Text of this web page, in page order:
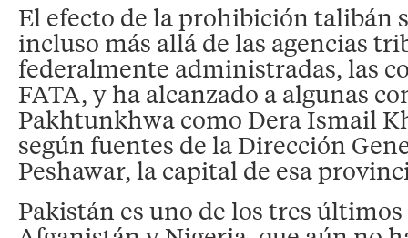
El efecto de la prohibición talibán
incluso más allá de las agencias
federalmente administradas, las
FATA, y ha alcanzado a algunas
Pakhtunkhwa como Dera Ismail
según fuentes de la Dirección
Peshawar, la capital de esa
Pakistán es uno de los tres